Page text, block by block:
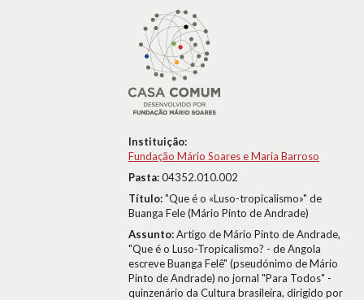
Instituição:
Fundação Mário Soares e Maria Barroso
Pasta:04352.010.002
Título:"Que é o «Luso-tropicalismo»" de
Buanga Fele (Mário Pinto de Andrade)
Assunto:Artigo de Mário Pinto de Andrade,
"Que é o Luso-Tropicalismo? - de Angola
escreve Buanga Felê" (pseudónimo de Mário
Pinto de Andrade) no jornal "Para Todos" -
quinzenário da Cultura brasileira, dirigido por